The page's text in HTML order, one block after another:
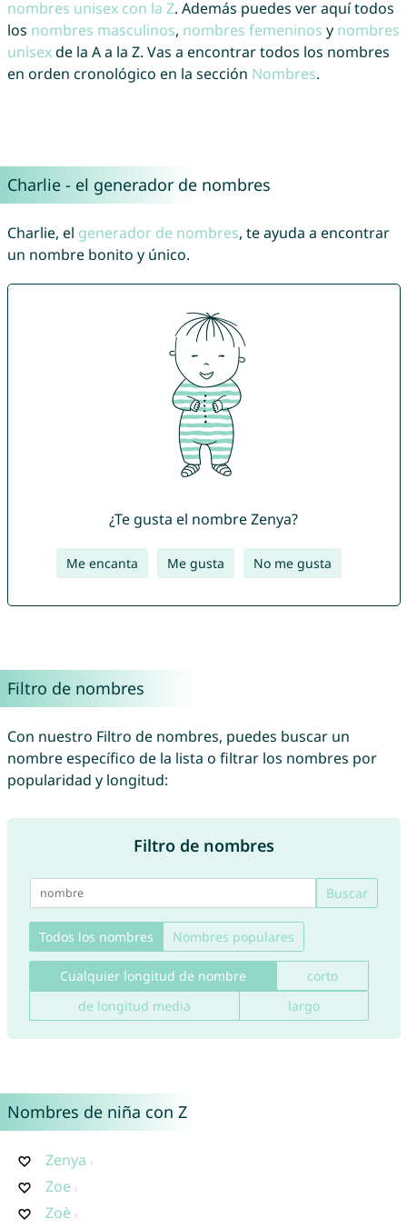
nombres unisex con la Z. Además puedes ver aquí todos
los nombres masculinos, nombres femeninos y nombres
unisexde la A a la Z. Vas a encontrar todos los nombres
en orden cronológico en la sección Nombres.
Charlie - el generador de nombres
Charlie, el generador de nombres, te ayuda a encontrar
un nombre bonito y único.
¿Te gusta el nombre Zenya?
Me encanta Me gusta No me gusta
Filtro de nombres
Con nuestro Filtro de nombres, puedes buscar un
nombre específico de la lista o filtrar los nombres por
popularidad y longitud:
Filtro de nombres
Buscar
Todos los nombres Nombres populares
Cualquier longitud de nombre
corto
de longitud media
largo
Nombres de niña con Z
Zenya
Zoe
Zoè